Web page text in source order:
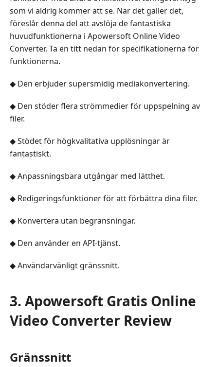
som vi aldrig kommer att se. När det gäller det,
föreslår denna del att avslöja de fantastiska
huvudfunktionerna i Apowersoft Online Video
Converter. Ta en titt nedan för specifikationerna för
funktionerna.
◆ Den erbjuder supersmidig mediakonvertering.
◆ Den stöder flera strömmedier för uppspelning av
filer.
◆ Stödet för högkvalitativa upplösningar är
fantastiskt.
◆ Anpassningsbara utgångar med lätthet.
◆ Redigeringsfunktioner för att förbättra dina filer.
◆ Konvertera utan begränsningar.
◆ Den använder en API-tjänst.
◆ Användarvänligt gränssnitt.
3. Apowersoft Gratis Online
Video Converter Review
Gränssnitt